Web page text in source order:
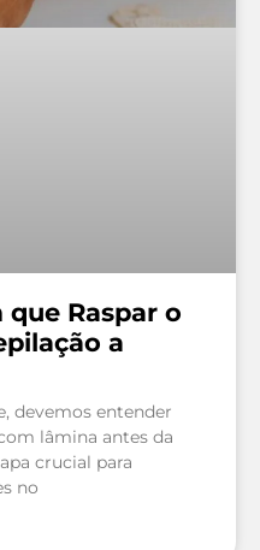
que Raspar o
a
devemos entender
lâmina antes da
crucial para
no